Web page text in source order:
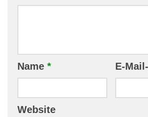
Name * E-
Website